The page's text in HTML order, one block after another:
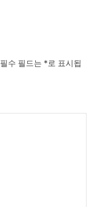
필수 필드는 *로 표시됩